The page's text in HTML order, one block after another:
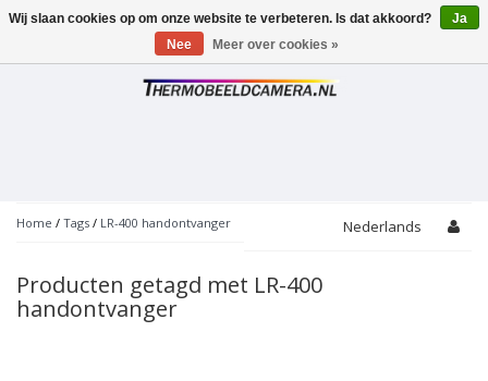
Toggle
Home / Tags / LR-400 handontvanger Nederlands
Producten getagd met LR-400
handontvanger
Wij slaan cookies op om onze website te verbeteren. Is dat akkoord?
Ja
Nee
Meer over cookies »